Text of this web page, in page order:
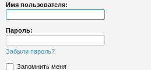
Имя пользователя:
Пароль:
Забыли пароль?
Запомнить меня